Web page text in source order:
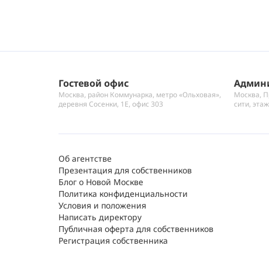
Гостевой офис
Москва, район Коммунарка, метро «Ольховая»,
деревня Сосенки, 1Е, офис 303
Москва,
сити,
Об агентстве
Презентация для собственников
Блог о Новой Москве
Политика конфиденциальности
Условия и положения
Написать директору
Публичная оферта для собственников
Регистрация собственника